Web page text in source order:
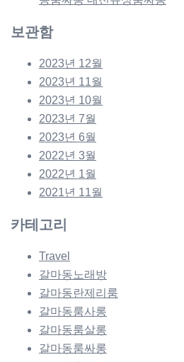
보관함
2023년 12월
2023년 11월
2023년 10월
2023년 7월
2023년 6월
2022년 3월
2022년 1월
2021년 11월
카테고리
Travel
갈마동노래방
갈마동란제리룸
갈마동룸사롱
갈마동룸살롱
갈마동룸싸롱